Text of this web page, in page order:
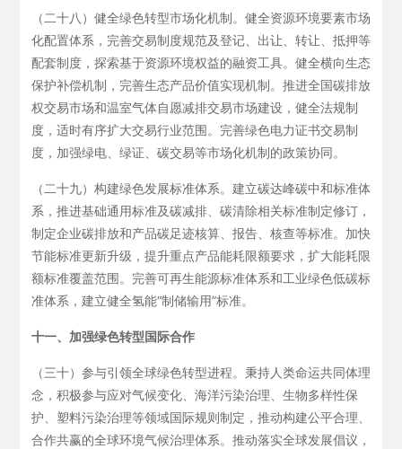
（二十八）健全绿色转型市场化机制。健全资源环境要素市场
化配置体系，完善交易制度规范及登记、出让、转让、抵押等
配套制度，探索基于资源环境权益的融资工具。健全横向生态
保护补偿机制，完善生态产品价值实现机制。推进全国碳排放
权交易市场和温室气体自愿减排交易市场建设，健全法规制
度，适时有序扩大交易行业范围。完善绿色电力证书交易制
度，加强绿电、绿证、碳交易等市场化机制的政策协同。
（二十九）构建绿色发展标准体系。建立碳达峰碳中和标准体
系，推进基础通用标准及碳减排、碳清除相关标准制定修订，
制定企业碳排放和产品碳足迹核算、报告、核查等标准。加快
节能标准更新升级，提升重点产品能耗限额要求，扩大能耗限
额标准覆盖范围。完善可再生能源标准体系和工业绿色低碳标
准体系，建立健全氢能“制储输用”标准。
十一、加强绿色转型国际合作
（三十）参与引领全球绿色转型进程。秉持人类命运共同体理
念，积极参与应对气候变化、海洋污染治理、生物多样性保
护、塑料污染治理等领域国际规则制定，推动构建公平合理、
合作共赢的全球环境气候治理体系。推动落实全球发展倡议，